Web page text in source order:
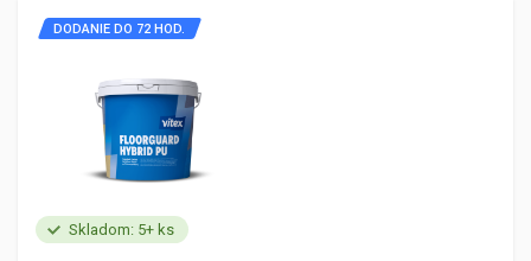
Skladom: 5+ ks
DODANIE DO 72 HOD.